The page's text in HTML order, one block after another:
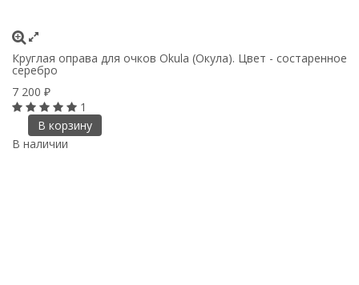
Круглая оправа для очков Okula (Окула). Цвет - состаренное
серебро
7 200 ₽
1
В корзину
В наличии